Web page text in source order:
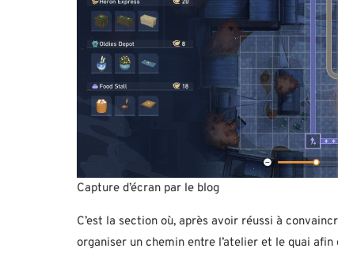
Capture d’écran par le blog
C’est la section où, après avoir réussi à
organiser un chemin entre l’atelier et le quai